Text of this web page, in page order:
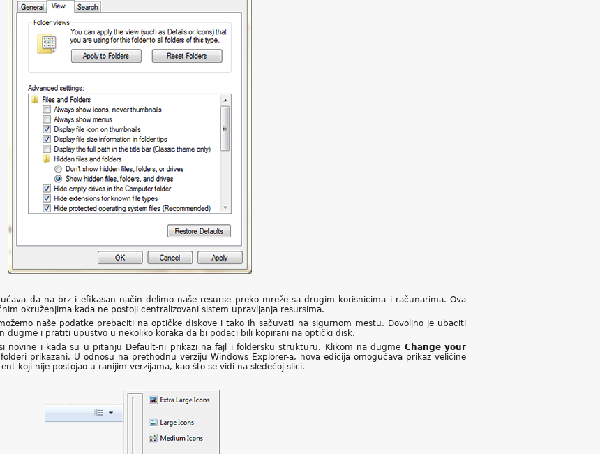
da na brz i efikasan način delimo naše resurse preko mreže sa drugim korisnicima i računarima. Ova
okruženjima kada ne postoji centralizovani sistem upravljanja resursima.
naše podatke prebaciti na optičke diskove i tako ih sačuvati na sigurnom mestu. Dovoljno je ubaciti
dugme i pratiti upustvo u nekoliko koraka da bi podaci bili kopirani na optički disk.
novine i kada su u pitanju Default-ni prikazi na fajl i foldersku strukturu. Klikom na dugme Change your
prikazani. U odnosu na prethodnu verziju Windows Explorer-a, nova edicija omogućava prikaz veličine
koji nije postojao u ranijim verzijama, kao što se vidi na sledećoj slici.